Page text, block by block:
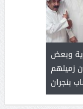
( محمد
وبعض
زميلهم
بنجران